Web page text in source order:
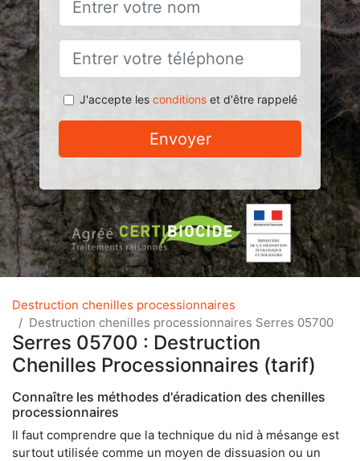
J'accepte les conditionset d'être rappelé
Envoyer
Destruction chenilles processionnaires
Destruction chenilles processionnaires Serres 05700
Serres 05700 : Destruction
Chenilles Processionnaires (tarif)
Connaître les méthodes d'éradication des chenilles
processionnaires
Il faut comprendre que la technique du nid à mésange est
surtout utilisée comme un moyen de dissuasion ou un